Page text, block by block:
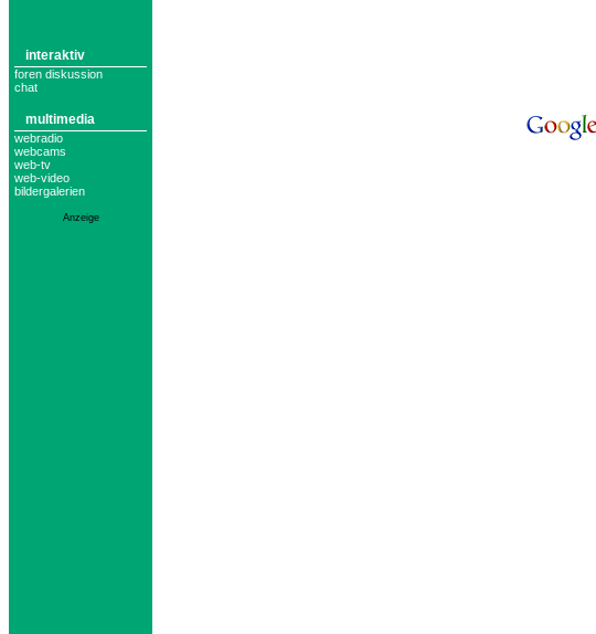
interaktiv
foren diskussion
chat
multimedia
webradio
webcams
web-tv
web-video
bildergalerien
Anzeige